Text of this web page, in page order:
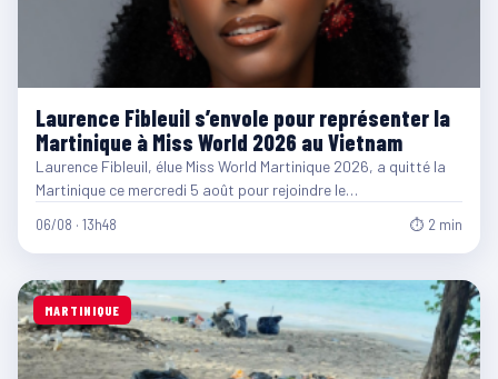
Laurence Fibleuil s’envole pour représenter la
Martinique à Miss World 2026 au Vietnam
Laurence Fibleuil, élue Miss World Martinique 2026, a quitté la
Martinique ce mercredi 5 août pour rejoindre le…
06/08 · 13h48 ⏱ 2 min
MARTINIQUE